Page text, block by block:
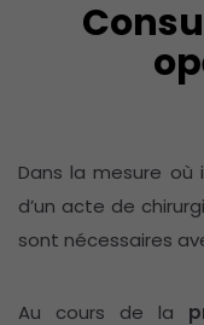
Dans la mesure où
d’un acte de
sont nécessaires
Au cours de la